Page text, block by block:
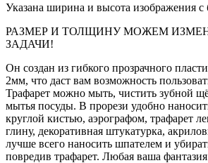
Указана ширина и высота изображения
РАЗМЕР И ТОЛЩИНУ МОЖЕМ
ЗАДАЧИ!
Он создан из гибкого прозрачного
2мм, что даст вам возможность
Трафарет можно мыть, чистить зубной
мытья посуды. В прорези удобно
круглой кистью, аэрографом, трафарет
глину, декоративная штукатурка,
лучше всего наносить шпателем и
повредив трафарет. Любая ваша